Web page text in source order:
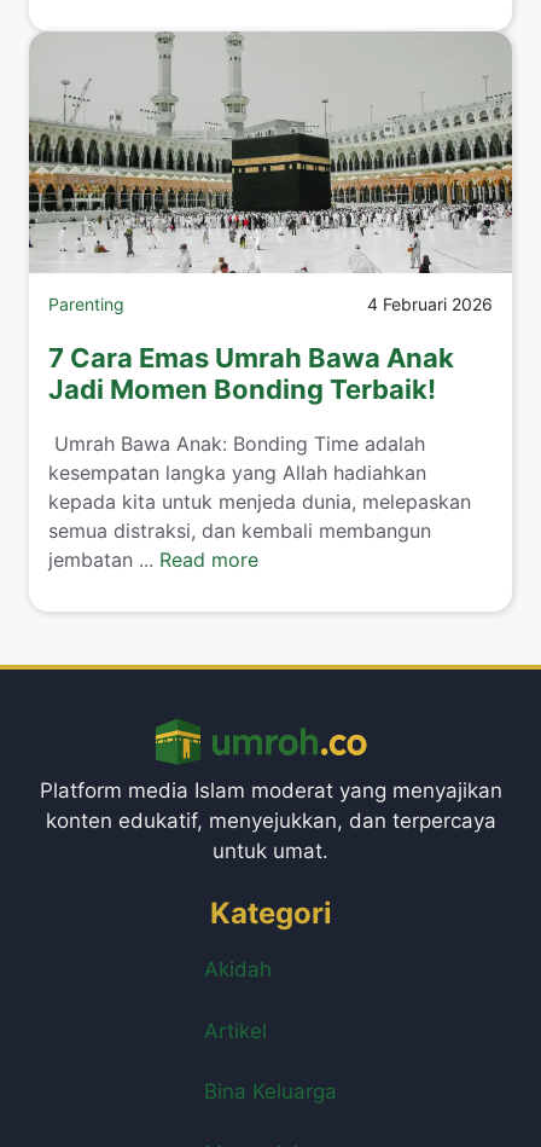
Parenting 4 Februari 2026
7 Cara Emas Umrah Bawa Anak
Jadi Momen Bonding Terbaik!
​ Umrah Bawa Anak: Bonding Time adalah
kesempatan langka yang Allah hadiahkan
kepada kita untuk menjeda dunia, melepaskan
semua distraksi, dan kembali membangun
jembatan ... Read more
Platform media Islam moderat yang menyajikan
konten edukatif, menyejukkan, dan terpercaya
untuk umat.
Kategori
Akidah
Artikel
Bina Keluarga